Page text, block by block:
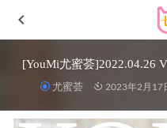
[YouMi尤蜜荟]2022.04.26
尤蜜荟 2023年2月17